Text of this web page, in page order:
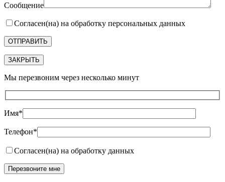
Сообщение
Согласен(на) на обработку персональных данных
ЗАКРЫТЬ
Мы перезвоним через несколько минут
Имя*
Телефон*
Согласен(на) на обработку данных